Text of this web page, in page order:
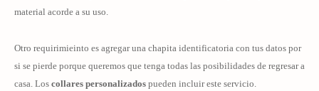
material acorde a su uso.
Otro requirimieinto es agregar una chapita identificatoria con tus datos por
si se pierde porque queremos que tenga todas las posibilidades de regresar a
casa. Los collares personalizados pueden incluir este servicio.